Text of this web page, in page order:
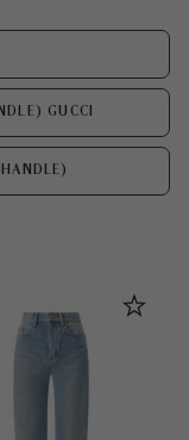
GUCCI